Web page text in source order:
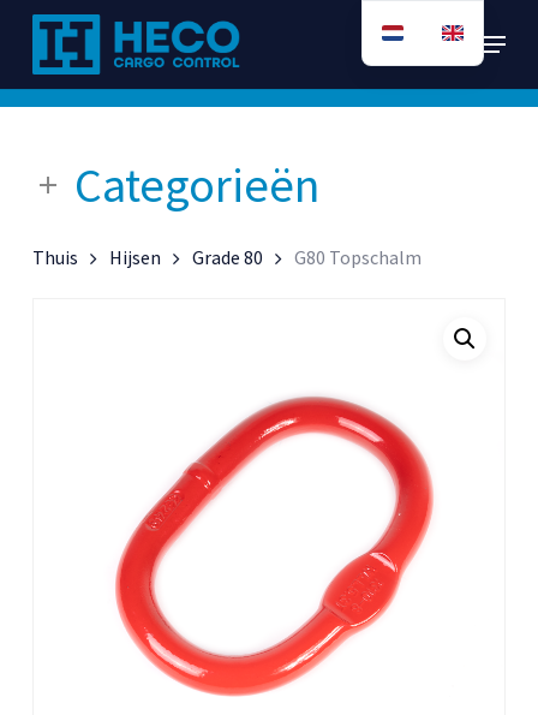
naar
de
Menu
Categorieën
Thuis Hijsen Grade 80 G80 Topschalm